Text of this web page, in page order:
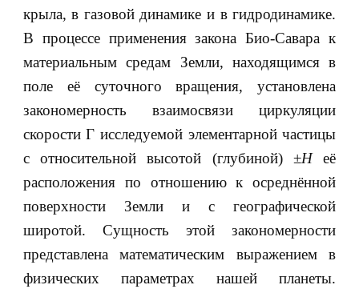
крыла, в газовой динамике и в гидродинамике.
В процессе применения закона Био-Савара к
материальным средам Земли, находящимся в
поле её суточного вращения, установлена
закономерность взаимосвязи циркуляции
скорости Г исследуемой элементарной частицы
с относительной высотой (глубиной) ±Неё
расположения по отношению к осреднённой
поверхности Земли и с географической
широтой. Сущность этой закономерности
представлена математическим выражением в
физических параметрах нашей планеты.